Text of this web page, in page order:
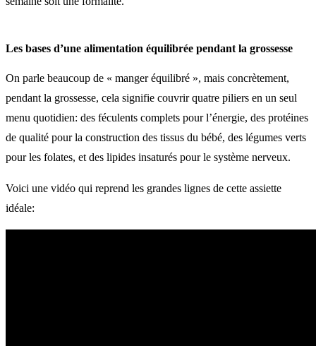
Les bases d’une alimentation équilibrée pendant la grossesse
On parle beaucoup de « manger équilibré », mais concrètement,
pendant la grossesse, cela signifie couvrir quatre piliers en un seul
menu quotidien: des féculents complets pour l’énergie, des protéines
de qualité pour la construction des tissus du bébé, des légumes verts
pour les folates, et des lipides insaturés pour le système nerveux.
Voici une vidéo qui reprend les grandes lignes de cette assiette
idéale: